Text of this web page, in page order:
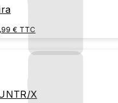
€ TTC
X